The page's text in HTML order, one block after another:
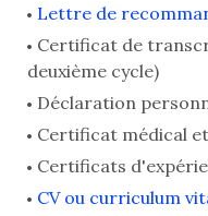
Lettre de
Certificat de
deuxième cycle)
Déclaration
Certificat médical
Certificats
CV ou curriculum